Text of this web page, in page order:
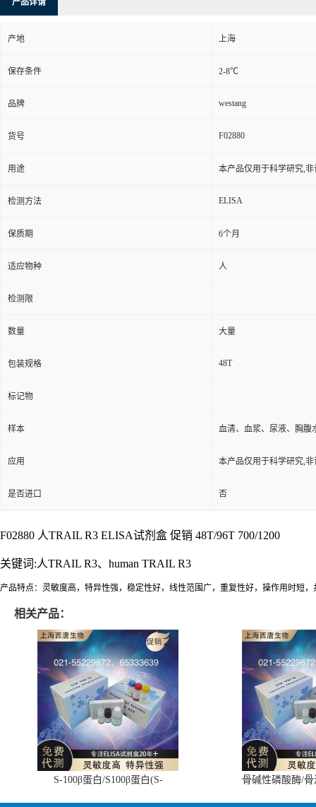
产品详请
产地 上海
保存条件 2-8℃
品牌 westang
货号 F02880
用途 本产品仅用于科学研究,
检测方法 ELISA
保质期 6个月
适应物种 人
检测限
数量 大量
包装规格 48T
标记物
样本 血清、血浆、尿液、胸腹
应用 本产品仅用于科学研究,
是否进口 否
F02880 人TRAIL R3 ELISA试剂盒 促销 48T/96T 700/1200
关键词:人TRAIL R3、human TRAIL R3
产品特点：灵敏度高，特异性强，稳定性好，线性范围广，重复性好，操作用时短，
相关产品：
S-100β蛋白/S100β蛋白(S-
骨碱性磷酸酶/